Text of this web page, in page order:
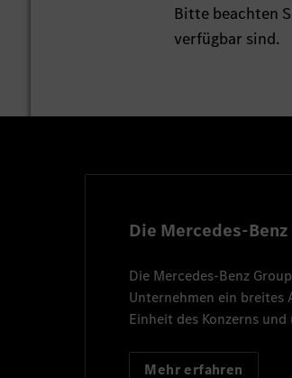
Bitte beachten
verfügbar sind.
Die Mercedes-Benz
Die Mercedes-Benz
Unternehmen ein breites
Einheit des Konzerns
Mehr erfahren